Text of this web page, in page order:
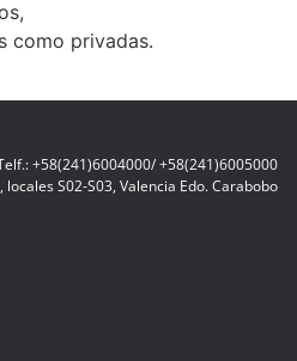
como privadas.
+58(241)6004000/ +58(241)6005000
S02-S03, Valencia Edo. Carabobo